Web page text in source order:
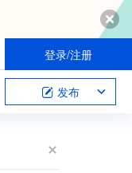
登录/注册
发布